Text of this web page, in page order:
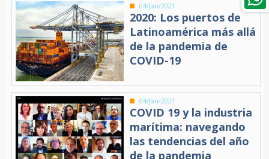
04/Jan/2021
2020: Los puertos de
Latinoamérica más allá
de la pandemia de
COVID-19
04/Jan/2021
COVID 19 y la industria
marítima: navegando
las tendencias del año
de la pandemia